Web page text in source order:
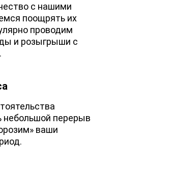
с нашими
поощрять их
проводим
и розыгрыши с
небольшой перерыв
ваши